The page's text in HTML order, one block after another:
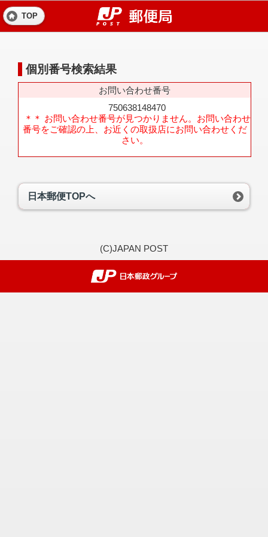
TOP
個別番号検索結果
お問い合わせ番号
750638148470
＊＊ お問い合わせ番号が見つかりません。お問い合わせ
番号をご確認の上、お近くの取扱店にお問い合わせくだ
さい。
日本郵便TOPへ
(C)JAPAN POST